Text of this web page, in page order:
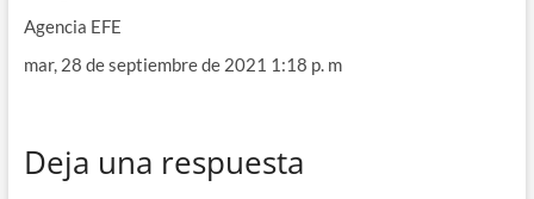
Agencia EFE
mar, 28 de septiembre de 2021 1:18 p. m
Deja una respuesta